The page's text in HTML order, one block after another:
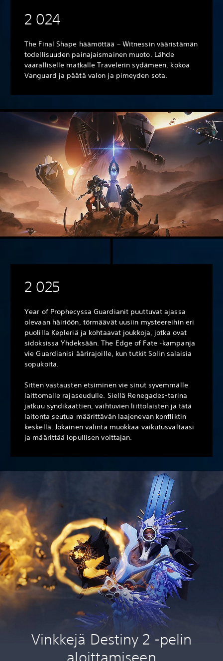
2 024
The Final Shape häämöttää – Witnessin vääristämän
todellisuuden painajaismainen muoto. Lähde
vaaralliselle matkalle Travelerin sydämeen, kokoa
Vanguard ja päätä valon ja pimeyden sota.
2 025
Year of Prophecyssa Guardianit puuttuvat ajassa
olevaan häiriöön, törmäävät uusiin mysteereihin eri
puolilla Kepleriä ja kohtaavat joukkoja, jotka ovat
sidoksissa Yhdeksään. The Edge of Fate -kampanja
vie Guardianisi äärirajoille, kun tutkit Solin salaisia
sopukoita.
Sitten vastausten etsiminen vie sinut syvemmälle
laittomalle rajaseudulle. Siellä Renegades-tarina
jatkuu syndikaattien, vaihtuvien liittolaisten ja tätä
laitonta seutua määrittävän laajenevan konfliktin
keskellä. Jokainen valinta muokkaa vaikutusvaltaasi
ja määrittää lopullisen voittajan.
Vinkkejä Destiny 2 -pelin
aloittamiseen